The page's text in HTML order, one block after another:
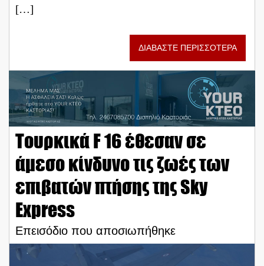
[…]
ΔΙΑΒΑΣΤΕ ΠΕΡΙΣΣΟΤΕΡΑ
Τουρκικά F 16 έθεσαν σε
άμεσο κίνδυνο τις ζωές των
επιβατών πτήσης της Sky
Express
Επεισόδιο που αποσιωπήθηκε